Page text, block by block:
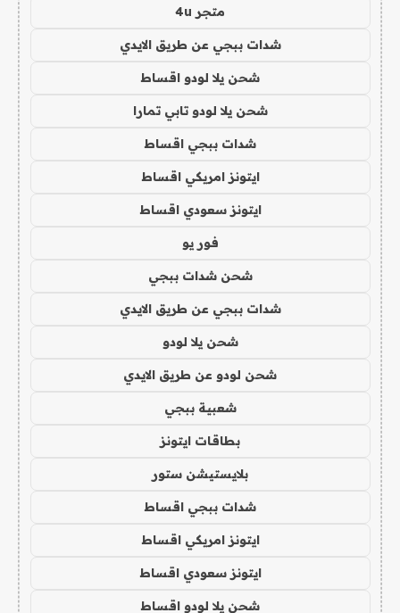
متجر 4u
شدات ببجي عن طريق الايدي
شحن يلا لودو اقساط
شحن يلا لودو تابي تمارا
شدات ببجي اقساط
ايتونز امريكي اقساط
ايتونز سعودي اقساط
فور يو
شحن شدات ببجي
شدات ببجي عن طريق الايدي
شحن يلا لودو
شحن لودو عن طريق الايدي
شعبية ببجي
بطاقات ايتونز
بلايستيشن ستور
شدات ببجي اقساط
ايتونز امريكي اقساط
ايتونز سعودي اقساط
شحن يلا لودو اقساط